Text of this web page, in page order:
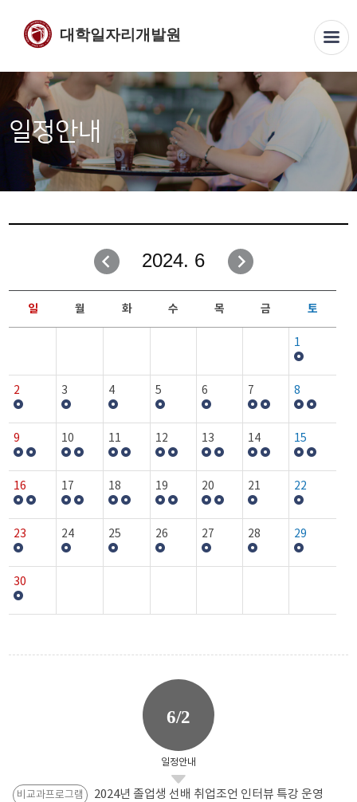
대학일자리개발원
일정안내
2024. 6
일 월 화 수 목 금 토
1
2 3 4 5 6 7 8
9 10 11 12 13 14 15
16 17 18 19 20 21 22
23 24 25 26 27 28 29
30
6/2
일정안내
비교과프로그램 2024년 졸업생 선배 취업조언 인터뷰 특강 운영